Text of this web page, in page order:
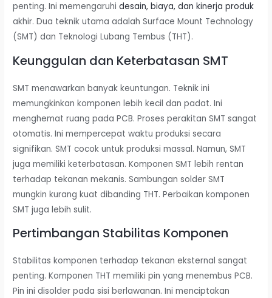
penting. Ini memengaruhidesain, biaya, dan kinerja produk
akhir. Dua teknik utama adalah Surface Mount Technology
(SMT) dan Teknologi Lubang Tembus (THT).
Keunggulan dan Keterbatasan SMT
SMT menawarkan banyak keuntungan. Teknik ini
memungkinkan komponen lebih kecil dan padat. Ini
menghemat ruang pada PCB. Proses perakitan SMT sangat
otomatis. Ini mempercepat waktu produksi secara
signifikan. SMT cocok untuk produksi massal. Namun, SMT
juga memiliki keterbatasan. Komponen SMT lebih rentan
terhadap tekanan mekanis. Sambungan solder SMT
mungkin kurang kuat dibanding THT. Perbaikan komponen
SMT juga lebih sulit.
Pertimbangan Stabilitas Komponen
Stabilitas komponen terhadap tekanan eksternal sangat
penting. Komponen THT memiliki pin yang menembus PCB.
Pin ini disolder pada sisi berlawanan. Ini menciptakan